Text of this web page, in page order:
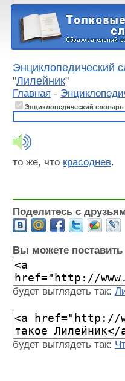
Энциклопедический
"Лилейник"
Главная -
Энциклопедический словарь
то же, что красоднев.
Поделитесь с
Вы можете
будет выглядеть так:
будет выглядеть так: